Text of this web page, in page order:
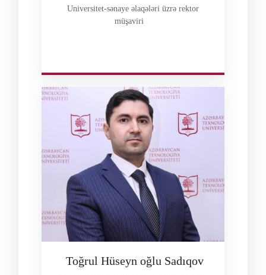
Universitet-sənaye əlaqələri üzrə rektor
müşaviri
Toğrul Hüseyn oğlu Sadıqov